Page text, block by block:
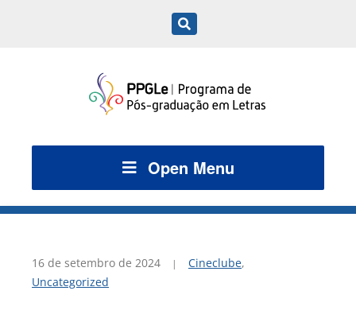
Open Menu
16 de setembro de 2024 Cineclube,
Uncategorized